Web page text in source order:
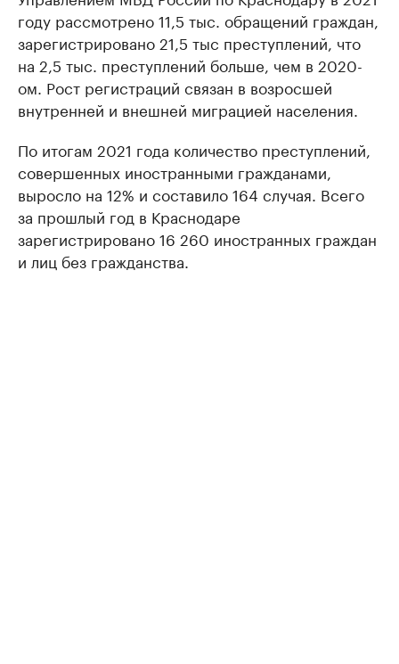
году рассмотрено 11,5 тыс. обращений граждан,
зарегистрировано 21,5 тыс преступлений, что
на 2,5 тыс. преступлений больше, чем в 2020-
ом. Рост регистраций связан в возросшей
внутренней и внешней миграцией населения.
По итогам 2021 года количество преступлений,
совершенных иностранными гражданами,
выросло на 12% и составило 164 случая. Всего
за прошлый год в Краснодаре
зарегистрировано 16 260 иностранных граждан
и лиц без гражданства.